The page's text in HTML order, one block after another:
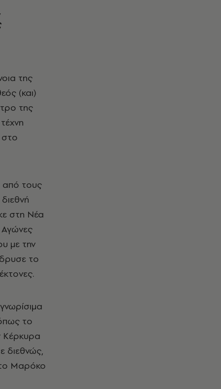
(και)
της
από τους
στη Νέα
Αγώνες
με την
το
το
Κέρκυρα
διεθνώς,
το Μαρόκο